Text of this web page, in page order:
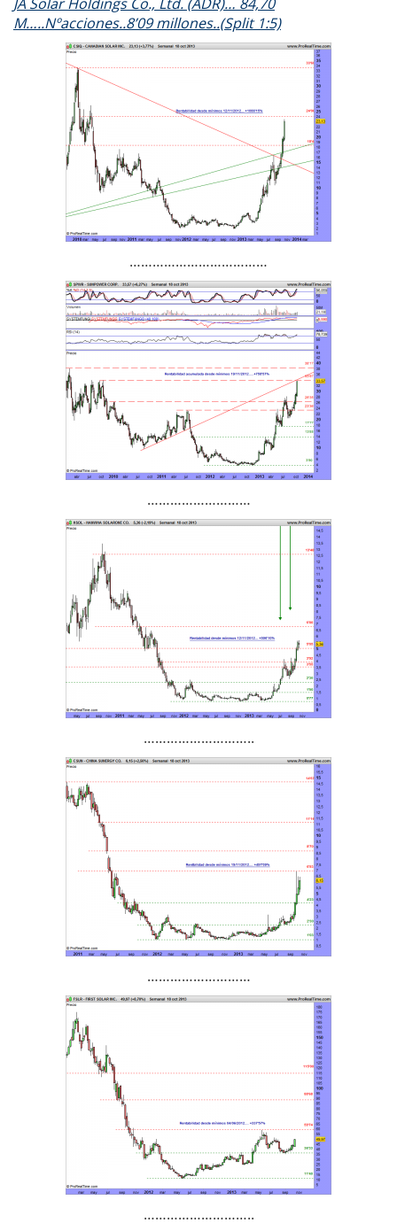
M…..Nºacciones..8’09 millones..(Split 1:5)
………………………………
………………………
………………………..
………………………
………………………..